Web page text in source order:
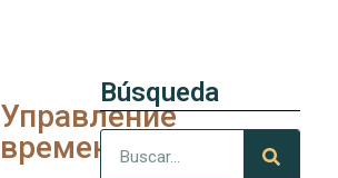
Управление
временем
Búsqueda